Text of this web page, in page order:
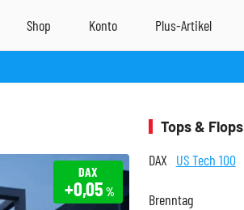
DAX
+0,05 %
Tops & Flops
DAX US Tech 100
Brenntag